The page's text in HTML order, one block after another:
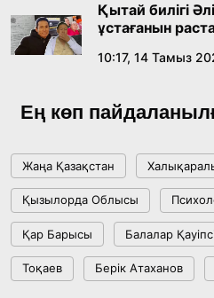
18:16, 20 Шілде 2026
жетістіктері мен даму
Мемлекет басшысы
күйіне назар аударды
18:22, 17 Шілде 2026
Қытай билігі
ұстағанын
10:17, 14 Тамыз
Ең көп
Жаңа Қазақстан
Қызылорда Облысы
Қар Барысы Балалар
Тоқаев Берік Атаханов